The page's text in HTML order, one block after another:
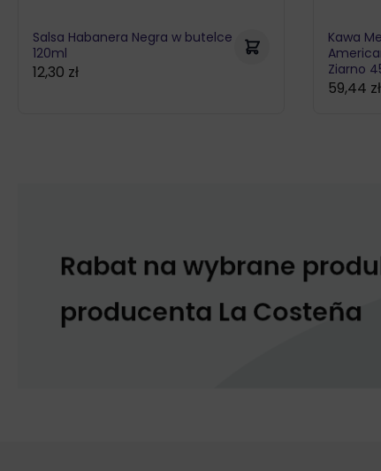
Salsa Habanera Negra w butelce
120ml
12,30 zł
Kawa
Ziarno
59,44 zł
Zakres